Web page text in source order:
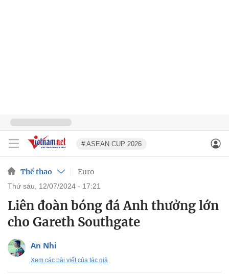
# ASEAN CUP 2026
Thể thao Euro
thứ sáu, 12/07/2024 - 17:21
Liên đoàn bóng đá Anh thưởng lớn
cho Gareth Southgate
An Nhi
Xem các bài viết của tác giả